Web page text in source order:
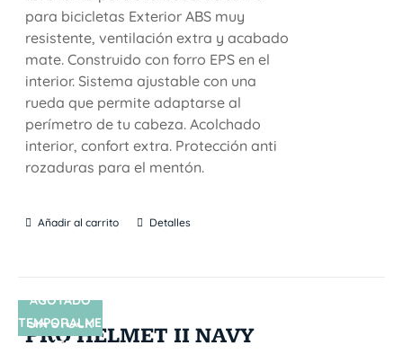
para bicicletas Exterior ABS muy
resistente, ventilación extra y acabado
mate. Construido con forro EPS en el
interior. Sistema ajustable con una
rueda que permite adaptarse al
perímetro de tu cabeza. Acolchado
interior, confort extra. Protección anti
rozaduras para el mentón.
Añadir al carrito Detalles
SIN STOCK
AGOTADO
TEMPORALME
NTE
PRO HELMET II NAVY